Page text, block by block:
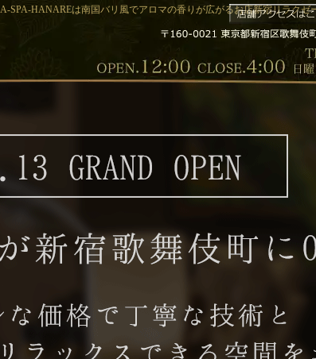
SPA-HANAREは南国バリ風でアロマの香りが広がるお店新宿リラクゼ